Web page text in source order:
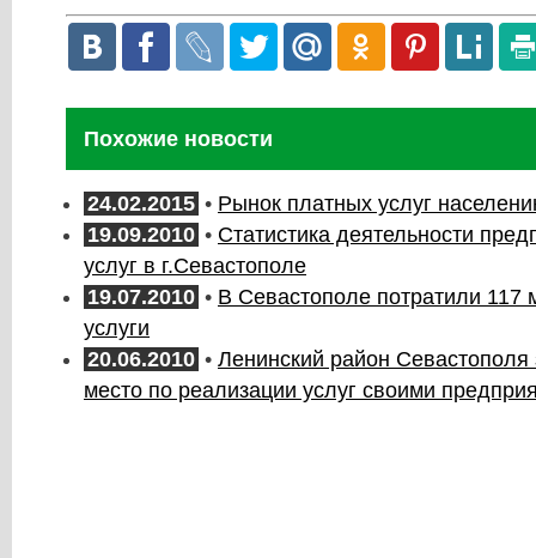
Похожие новости
24.02.2015 • Рынок платных услуг
19.09.2010 • Статистика деятельности
услуг в г.Севастополе
19.07.2010 • В Севастополе потратили 117
услуги
20.06.2010 • Ленинский район Севастополя
место по реализации услуг своими